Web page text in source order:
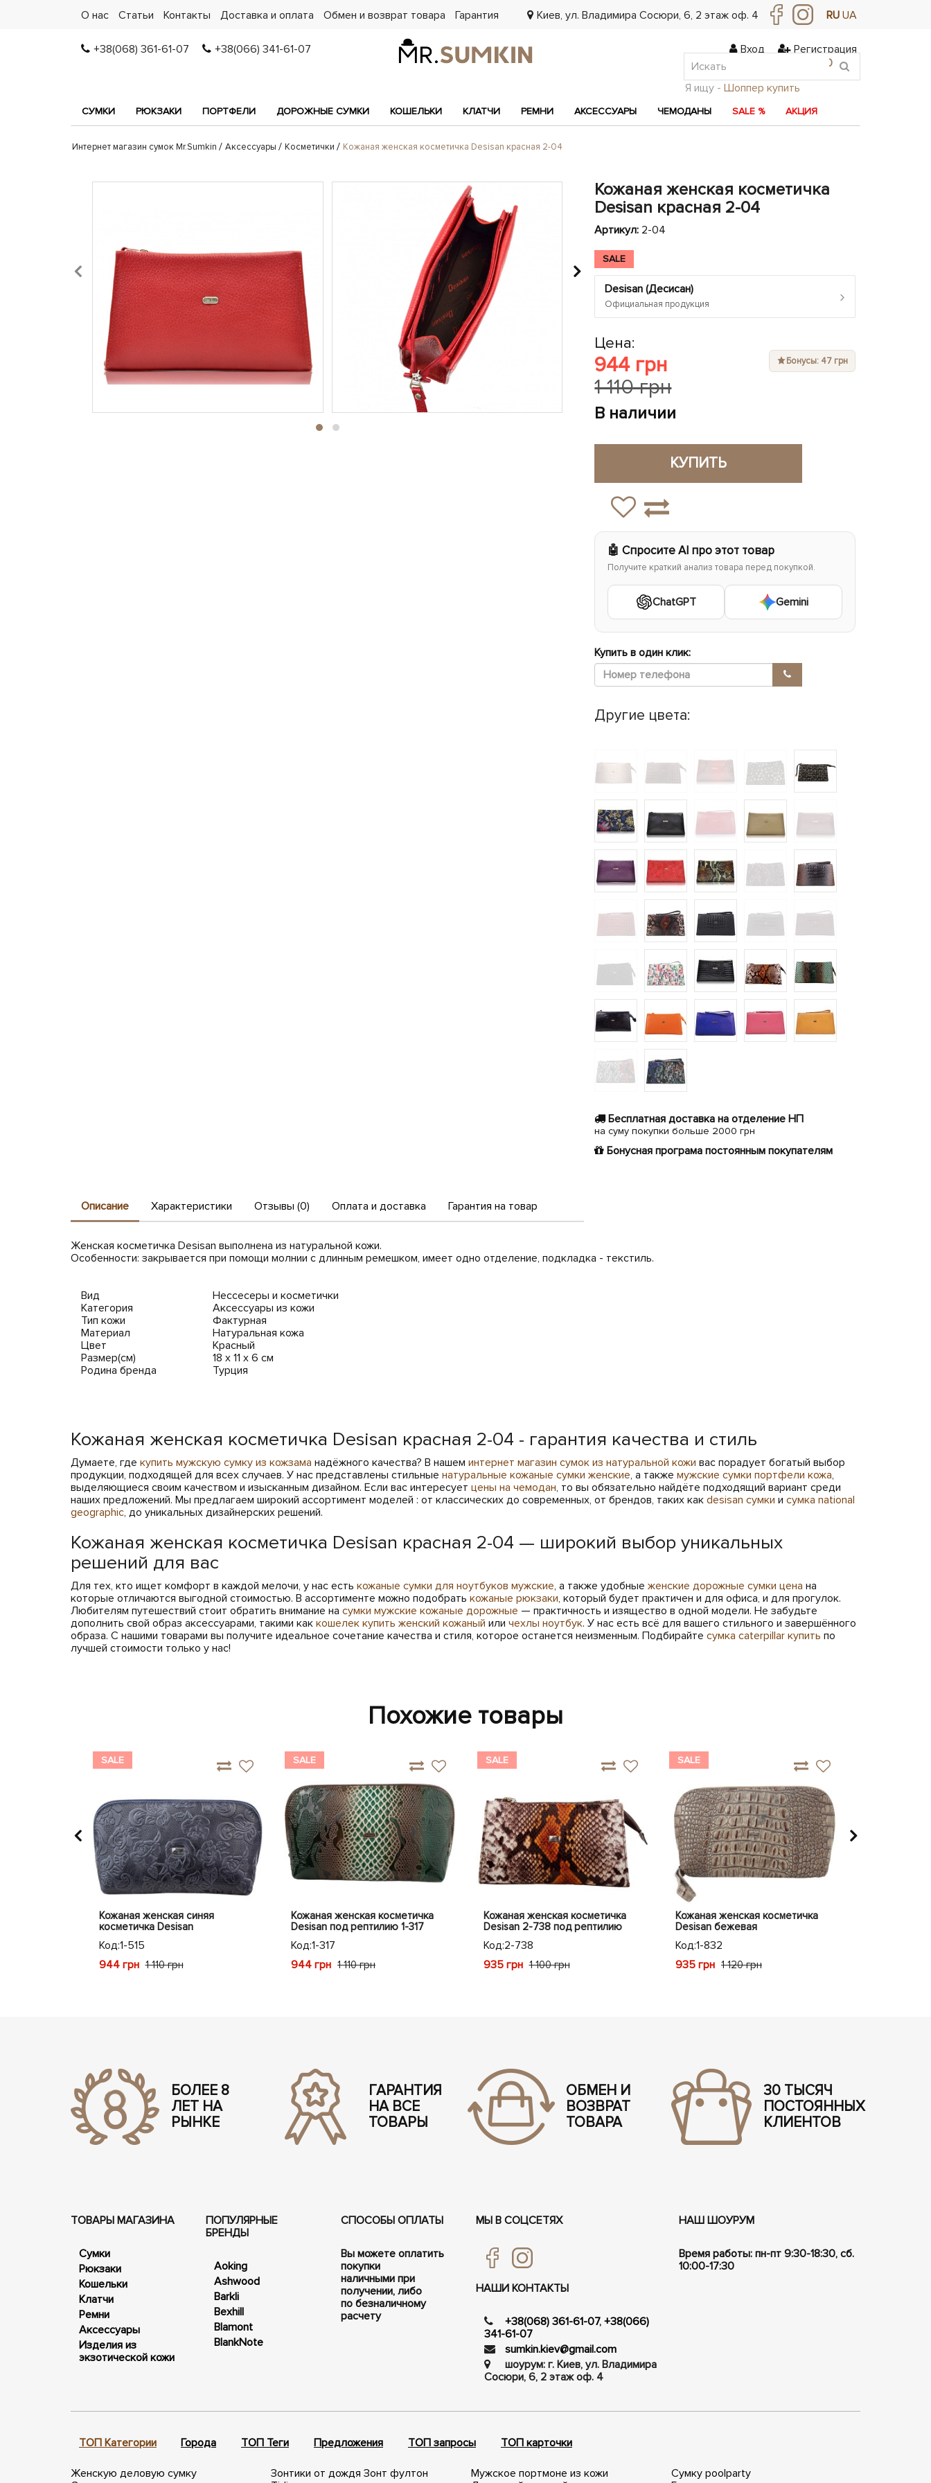
О нас Статьи Контакты Доставка и оплата Обмен и возврат товара Гарантия RU UA
Киев, ул. Владимира Сосюри, ​​6, 2 этаж оф. 4
+38(068) 361-61-07 +38(066) 341-61-07 Вход
Регистрация
0
СУМКИ РЮКЗАКИ ПОРТФЕЛИ ДОРОЖНЫЕ СУМКИ КОШЕЛЬКИ КЛАТЧИ РЕМНИ АКСЕССУАРЫ ЧЕМОДАНЫ SALE % АКЦИЯ
Я ищу - Шоппер купить
Интернет магазин сумок Mr.Sumkin Аксессуары Косметички Кожаная женская косметичка Desisan красная 2-04
Кожаная женская косметичка
Desisan красная 2-04
Артикул: 2-04
SALE
Desisan (Десисан)
Официальная продукция ›
Цена:
944 грн
1 110 грн
Бонусы: 47 грн
В наличии
КУПИТЬ
🤖 Спросите AI про этот товар
Получите краткий анализ товара перед покупкой.
ChatGPT Gemini
Купить в один клик:
Другие цвета:
Бесплатная доставка на отделение НП
на суму покупки больше 2000 грн
Бонусная програма постоянным покупателям
Описание Характеристики Отзывы (0) Оплата и доставка Гарантия на товар
Женская косметичка Desisan выполнена из натуральной кожи.
Особенности: закрывается при помощи молнии с длинным ремешком, имеет одно отделение, подкладка - текстиль.
Вид
Нессесеры и косметички
Категория
Аксессуары из кожи
Тип кожи
Фактурная
Материал
Натуральная кожа
Цвет
Красный
Размер(см)
18 x 11 x 6 см
Родина бренда
Турция
Кожаная женская косметичка Desisan красная 2-04 - гарантия качества и стиль
Думаете, где купить мужскую сумку из кожзама надёжного качества? В нашем интернет магазин сумок из натуральной кожи вас порадует богатый выбор
продукции, подходящей для всех случаев. У нас представлены стильные натуральные кожаные сумки женские, а также мужские сумки портфели кожа,
выделяющиеся своим качеством и изысканным дизайном. Если вас интересует цены на чемодан, то вы обязательно найдёте подходящий вариант среди
наших предложений. Мы предлагаем широкий ассортимент моделей : от классических до современных, от брендов, таких как desisan сумки и сумка national
geographic, до уникальных дизайнерских решений.
Кожаная женская косметичка Desisan красная 2-04 — широкий выбор уникальных
решений для вас
Для тех, кто ищет комфорт в каждой мелочи, у нас есть кожаные сумки для ноутбуков мужские, а также удобные женские дорожные сумки цена на
которые отличаются выгодной стоимостью. В ассортименте можно подобрать кожаные рюкзаки, который будет практичен и для офиса, и для прогулок.
Любителям путешествий стоит обратить внимание на сумки мужские кожаные дорожные — практичность и изящество в одной модели. Не забудьте
дополнить свой образ аксессуарами, такими как кошелек купить женский кожаный или чехлы ноутбук. У нас есть всё для вашего стильного и завершённого
образа. С нашими товарами вы получите идеальное сочетание качества и стиля, которое останется неизменным. Подбирайте сумка caterpillar купить по
лучшей стоимости только у нас!
Похожие товары
SALE
Кожаная женская синяя
косметичка Desisan
Код:1-515
944 грн 1 110 грн
SALE
Кожаная женская косметичка
Desisan под рептилию 1-317
Код:1-317
944 грн 1 110 грн
SALE
Кожаная женская косметичка
Desisan 2-738 под рептилию
Код:2-738
935 грн 1 100 грн
SALE
Кожаная женская косметичка
Desisan бежевая
Код:1-832
935 грн 1 120 грн
БОЛЕЕ 8
ЛЕТ НА
РЫНКЕ
ГАРАНТИЯ
НА ВСЕ
ТОВАРЫ
ОБМЕН И
ВОЗВРАТ
ТОВАРА
30 ТЫСЯЧ
ПОСТОЯННЫХ
КЛИЕНТОВ
ТОВАРЫ МАГАЗИНА
Сумки
Рюкзаки
Кошельки
Клатчи
Ремни
Аксессуары
Изделия из
экзотической кожи
ПОПУЛЯРНЫЕ
БРЕНДЫ
Aoking
Ashwood
Barkli
Bexhill
Blamont
BlankNote
СПОСОБЫ ОПЛАТЫ
Вы можете оплатить
покупки
наличными при
получении, либо
по безналичному
расчету
МЫ В СОЦСЕТЯХ
НАШИ КОНТАКТЫ
+38(068) 361-61-07, +38(066)
341-61-07
sumkin.kiev@gmail.com
шоурум: г. Киев, ул. Владимира
Сосюри, ​​6, 2 этаж оф. 4
НАШ ШОУРУМ
Время работы: пн-пт 9:30-18:30, сб.
10:00-17:30
ТОП Категории Города ТОП Теги Предложения ТОП запросы ТОП карточки
Женскую деловую сумку
Зонтики от дождя Зонт фултон
Мужское портмоне из кожи
Сумку poolparty